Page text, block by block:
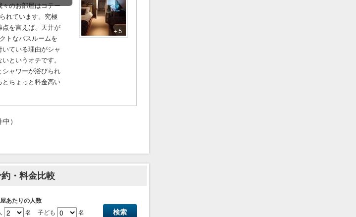
のお部屋はコテー
れています。究極
を言えば、天井が
トなバスルームを
ている理由がシャ
というオチです。
ャワーが浴びられ
ちょっと料金高い
＋5
）
・料金比較
あたりの人数
名 子ども 名